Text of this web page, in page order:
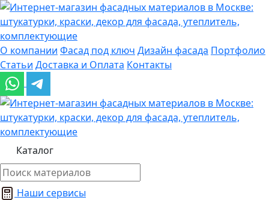
О компании Фасад под ключ Дизайн фасада Портфолио
Статьи Доставка и Оплата Контакты
Каталог
Наши сервисы